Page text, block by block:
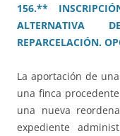
156.**
ALTERNATIVA
REPARCELACIÓN.
La aportación de
una finca
una nueva
expediente